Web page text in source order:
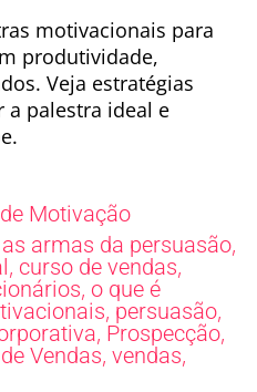
motivacionais para
produtividade,
Veja estratégias
a palestra ideal e
Motivação
as armas da persuasão,
, curso de vendas,
, o que é
, persuasão,
, Prospecção,
Vendas, vendas,